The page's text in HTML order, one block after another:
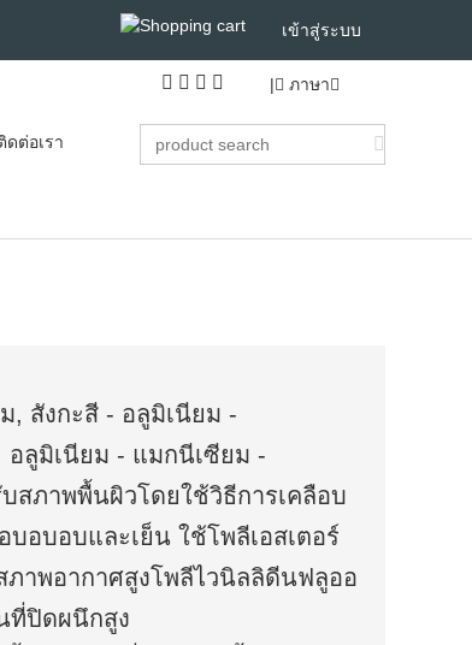
เข้าสู่ระบบ
| ภาษา
ดต่อเรา
สังกะสี - อลูมิเนียม -
ลูมิเนียม - แมกนีเซียม -
สภาพพื้นผิวโดยใช้วิธีการเคลือบ
อบอบและเย็น ใช้โพลีเอสเตอร์
ภาพอากาศสูงโพลีไวนิลลิดีนฟลูออ
ที่ปิดผนึกสูง